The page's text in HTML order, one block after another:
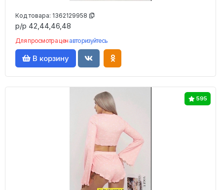
Код товара: 1362129958
р/р 42,44,46,48
Для просмотра цен авторизуйтесь
В корзину
595